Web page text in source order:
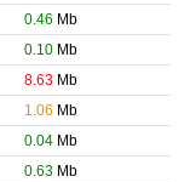
0.46 Mb
0.10Mb
8.63Mb
1.06 Mb
0.04Mb
0.63Mb